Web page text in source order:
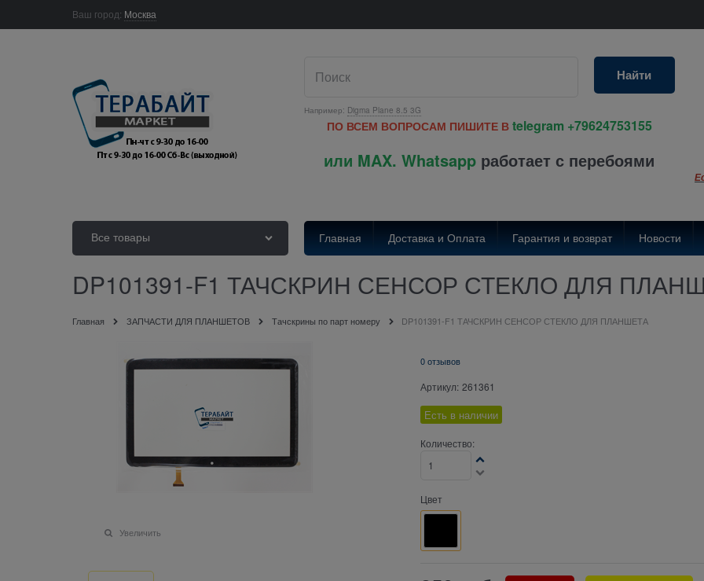
Ваш город: Москва
Например: Digma Plane 8.5 3G
Найти
ПО ВСЕМ ВОПРОСАМ ПИШИТЕ В telegram +79624753155
или MAX. Whatsapp работает с перебоями
Все товары Главная Доставка и Оплата Гарантия и возврат Новости
DP101391-F1 ТАЧСКРИН СЕНСОР СТЕКЛО ДЛЯ
Главная ЗАПЧАСТИ ДЛЯ ПЛАНШЕТОВ Тачскрины по парт номеру DP101391-F1 ТАЧСКРИН СЕНСОР СТЕКЛО ДЛЯ ПЛАНШЕТА
Увеличить
0 отзывов
Артикул: 261361
Есть в наличии
Количество:
Цвет